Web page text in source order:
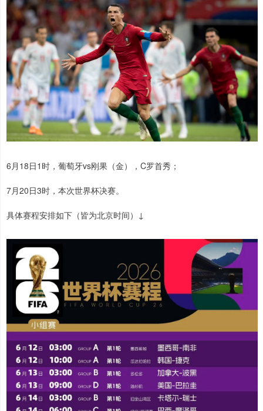
6月18日1时，葡萄牙vs刚果（金），C罗首秀；
7月20日3时，本次世界杯决赛。
具体赛程安排如下（皆为北京时间）↓